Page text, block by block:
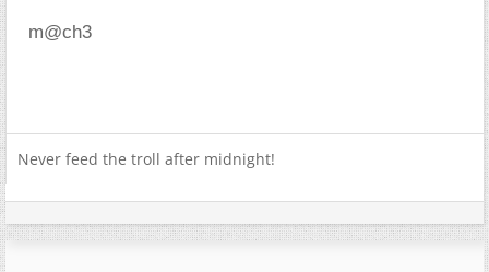
m@ch3
Never feed the troll after midnight!